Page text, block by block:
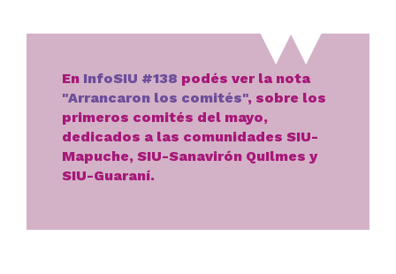
En InfoSIU #138 podés ver la nota
"Arrancaron los comités", sobre los
primeros comités del mayo,
dedicados a las comunidades SIU-
Mapuche, SIU-Sanavirón QuIlmes y
SIU-Guaraní.